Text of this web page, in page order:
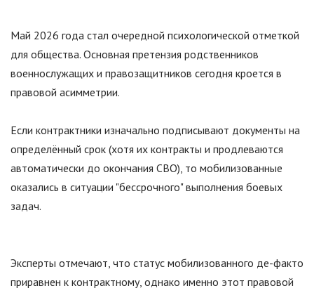
Май 2026 года стал очередной психологической отметкой
для общества. Основная претензия родственников
военнослужащих и правозащитников сегодня кроется в
правовой асимметрии.
Если контрактники изначально подписывают документы на
определённый срок (хотя их контракты и продлеваются
автоматически до окончания СВО), то мобилизованные
оказались в ситуации "бессрочного"выполнения боевых
задач.
Эксперты отмечают, что статус мобилизованного де-факто
приравнен к контрактному, однако именно этот правовой